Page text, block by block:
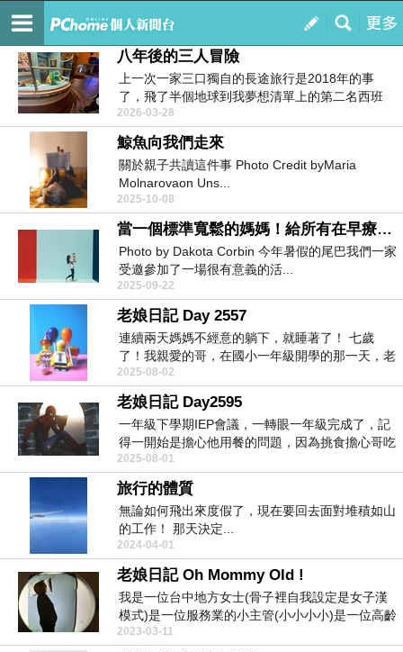
我的
訂閱
積極 檸檬頭
八年後的三人冒險
上一次一家三口獨自的長途旅行是2018年的事
了，飛了半個地球到我夢想清單上的第二名西班
牙，當時的...
2026-03-28
鯨魚向我們走來
關於親子共讀這件事 Photo Credit byMaria
Molnarovaon Uns...
2025-10-08
當一個標準寬鬆的媽媽！給所有在早療、弱療路上掙扎的媽媽們
Photo by Dakota Corbin 今年暑假的尾巴我們一家
受邀參加了一場很有意義的活...
2025-09-22
老娘日記 Day 2557
連續兩天媽媽不經意的躺下，就睡著了！ 七歲
了！我親愛的哥，在國小一年級開學的那一天，老
娘緊張...
2025-08-02
老娘日記 Day2595
一年級下學期IEP會議，一轉眼一年級完成了，記
得一開始是擔心他用餐的問題，因為挑食擔心哥吃
不好...
2025-08-01
旅行的體質
無論如何飛出來度假了，現在要回去面對堆積如山
的工作！ 那天決定...
2024-04-01
老娘日記 Oh Mommy Old !
我是一位台中地方女士(骨子裡自我設定是女子漢
模式)是一位服務業的小主管(小小小小)是一位高齡
媽媽(莫...
2023-03-11